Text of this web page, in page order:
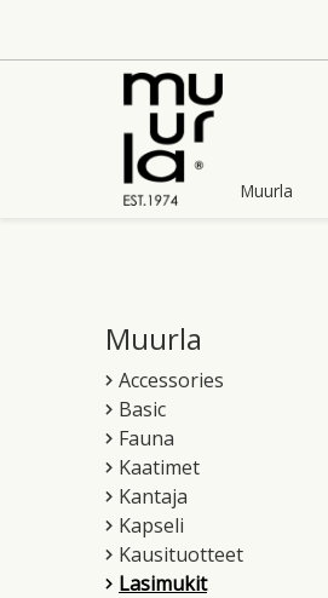
Muurla
Muurla
Accessories
Basic
Fauna
Kaatimet
Kantaja
Kapseli
Kausituotteet
Lasimukit